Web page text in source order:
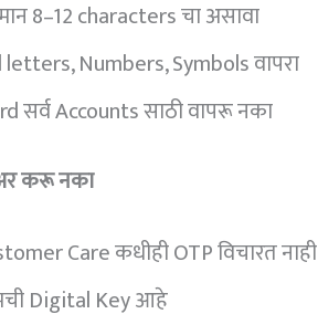
8–12 characters चा असावा
Numbers, Symbols वापरा
सर्व Accounts साठी वापरू नका
करू नका
Care कधीही OTP विचारत नाही
Digital Key आहे